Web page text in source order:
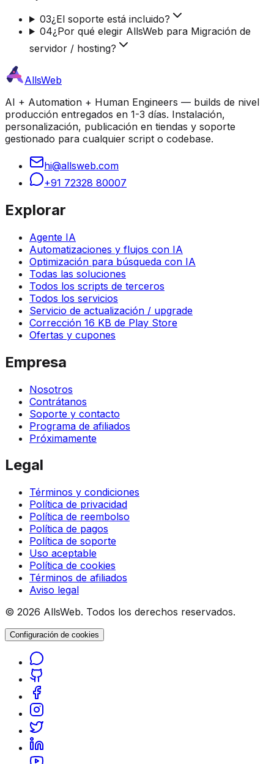
03¿El soporte está incluido?
04¿Por qué elegir AllsWeb para Migración de
servidor / hosting?
AllsWeb
AI + Automation + Human Engineers — builds de nivel
producción entregados en 1-3 días. Instalación,
personalización, publicación en tiendas y soporte
gestionado para cualquier script o codebase.
hi@allsweb.com
+91 72328 80007
Explorar
Agente IA
Automatizaciones y flujos con IA
Optimización para búsqueda con IA
Todas las soluciones
Todos los scripts de terceros
Todos los servicios
Servicio de actualización / upgrade
Corrección 16 KB de Play Store
Ofertas y cupones
Empresa
Nosotros
Contrátanos
Soporte y contacto
Programa de afiliados
Próximamente
Legal
Términos y condiciones
Política de privacidad
Política de reembolso
Política de pagos
Política de soporte
Uso aceptable
Política de cookies
Términos de afiliados
Aviso legal
© 2026 AllsWeb. Todos los derechos reservados.
Configuración de cookies